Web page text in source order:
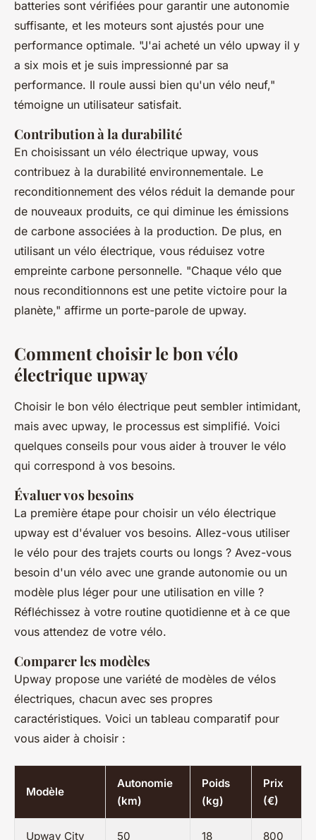
batteries sont vérifiées pour garantir une autonomie
suffisante, et les moteurs sont ajustés pour une
performance optimale. "J'ai acheté un vélo upway il y
a six mois et je suis impressionné par sa
performance. Il roule aussi bien qu'un vélo neuf,"
témoigne un utilisateur satisfait.
Contribution à la durabilité
En choisissant un vélo électrique upway, vous
contribuez à la durabilité environnementale. Le
reconditionnement des vélos réduit la demande pour
de nouveaux produits, ce qui diminue les émissions
de carbone associées à la production. De plus, en
utilisant un vélo électrique, vous réduisez votre
empreinte carbone personnelle. "Chaque vélo que
nous reconditionnons est une petite victoire pour la
planète," affirme un porte-parole de upway.
Comment choisir le bon vélo
électrique upway
Choisir le bon vélo électrique peut sembler intimidant,
mais avec upway, le processus est simplifié. Voici
quelques conseils pour vous aider à trouver le vélo
qui correspond à vos besoins.
Évaluer vos besoins
La première étape pour choisir un vélo électrique
upway est d'évaluer vos besoins. Allez-vous utiliser
le vélo pour des trajets courts ou longs ? Avez-vous
besoin d'un vélo avec une grande autonomie ou un
modèle plus léger pour une utilisation en ville ?
Réfléchissez à votre routine quotidienne et à ce que
vous attendez de votre vélo.
Comparer les modèles
Upway propose une variété de modèles de vélos
électriques, chacun avec ses propres
caractéristiques. Voici un tableau comparatif pour
vous aider à choisir :
Modèle
Autonomie
(km)
Poids
(kg)
Prix
(€)
Upway City 50 18 800